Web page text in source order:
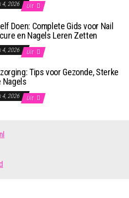
4, 2026 Uit
Doen: Complete Gids voor Nail
en Nagels Leren Zetten
4, 2026 Uit
Tips voor Gezonde, Sterke
Nagels
4, 2026 Uit